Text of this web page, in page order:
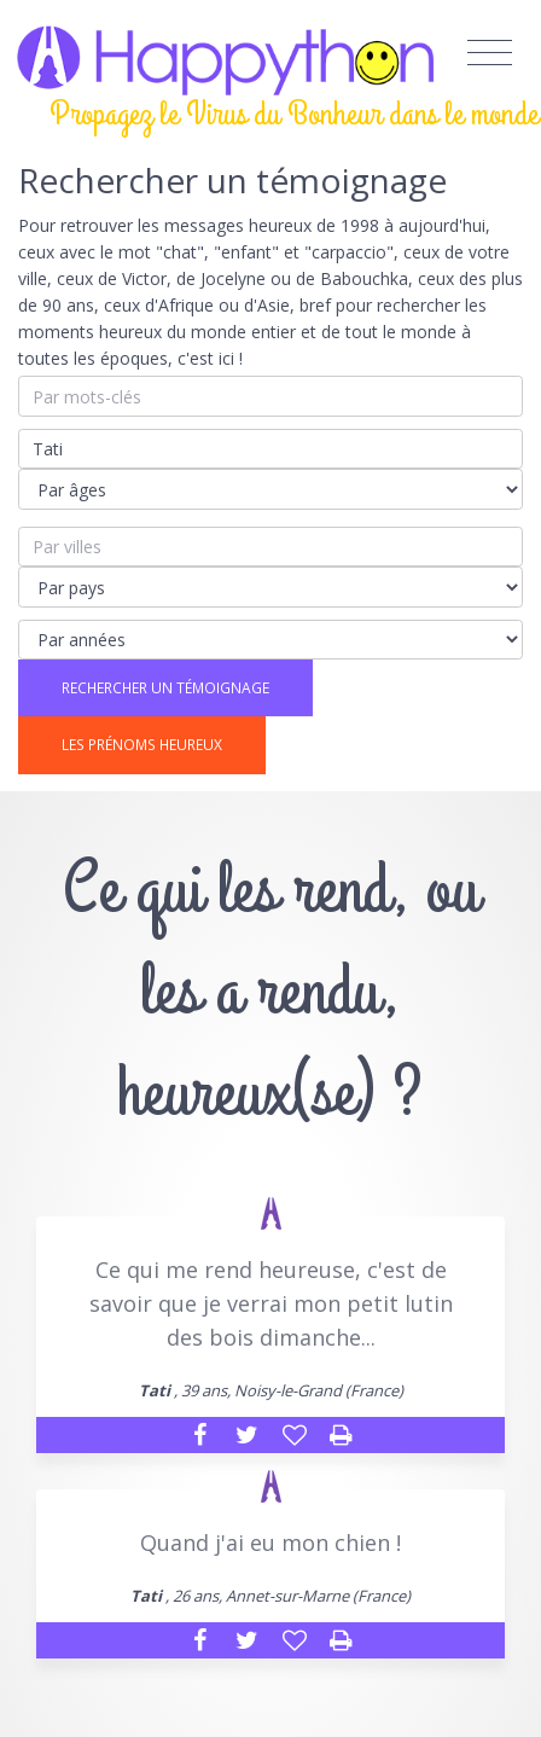
Propagez le Virus du Bonheur dans le monde
Rechercher un témoignage
Pour retrouver les messages heureux de 1998 à aujourd'hui,
ceux avec le mot "chat", "enfant" et "carpaccio", ceux de votre
ville, ceux de Victor, de Jocelyne ou de Babouchka, ceux des plus
de 90 ans, ceux d'Afrique ou d'Asie, bref pour rechercher les
moments heureux du monde entier et de tout le monde à
toutes les époques, c'est ici !
LES PRÉNOMS HEUREUX
Ce qui les rend, ou
les a rendu,
heureux(se) ?
Ce qui me rend heureuse, c'est de
savoir que je verrai mon petit lutin
des bois dimanche...
Tati, 39 ans, Noisy-le-Grand (France)
Quand j'ai eu mon chien !
Tati, 26 ans, Annet-sur-Marne (France)